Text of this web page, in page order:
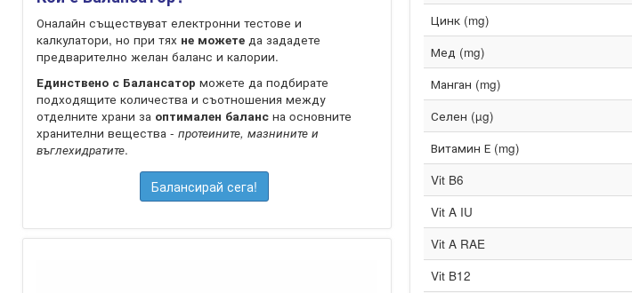
Оналайн съществуват електронни тестове и
калкулатори, но при тях не можете да зададете
предварително желан баланс и калории.
Единствено с Балансатор можете да подбирате
подходящите количества и съотношения между
отделните храни за оптимален баланс на oсновните
хранителни вещества - протеините, мазнините и
въглехидратите.
Балансирай сега!
Цинк (mg)
Мед (mg)
Манган (mg)
Селен (µg)
Витамин Е (mg)
Vit B6
Vit A IU
Vit A RAE
Vit B12